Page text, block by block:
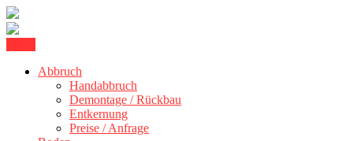
content
BBS Technik GmbH
300 kmAbbruch
Handabbruch
Demontage / Rückbau
Entkernung
Preise / Anfrage